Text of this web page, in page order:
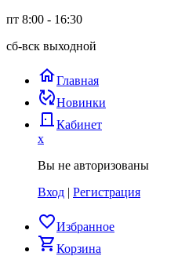
пт 8:00 - 16:30
сб-вск выходной
homeГлавная
published_with_changesНовинки
door_back Кабинет
x
Вы не авторизованы
Вход | Регистрация
favorite_borderИзбранное
shopping_cartКорзина